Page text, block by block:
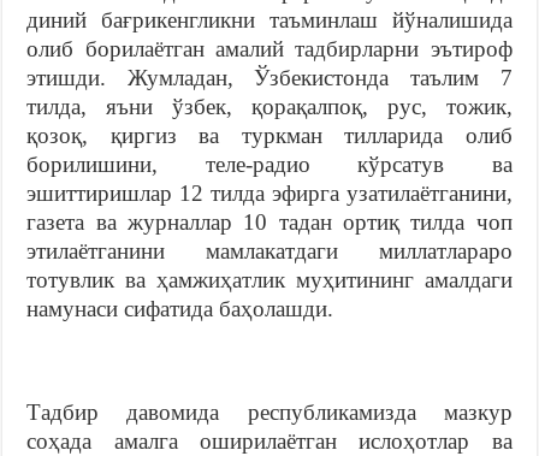
диний бағрикенгликни таъминлаш йўналишида
олиб борилаётган амалий тадбирларни эътироф
этишди. Жумладан, Ўзбекистонда таълим 7
тилда, яъни ўзбек, қорақалпоқ, рус, тожик,
қозоқ, қиргиз ва туркман тилларида олиб
борилишини, теле-радио кўрсатув ва
эшиттиришлар 12 тилда эфирга узатилаётганини,
газета ва журналлар 10 тадан ортиқ тилда чоп
этилаётганини мамлакатдаги миллатлараро
тотувлик ва ҳамжиҳатлик муҳитининг амалдаги
намунаси сифатида баҳолашди.
Тадбир давомида республикамизда мазкур
соҳада амалга оширилаётган ислоҳотлар ва